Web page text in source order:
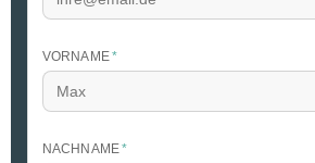
VORNAME*
NACHNAME*